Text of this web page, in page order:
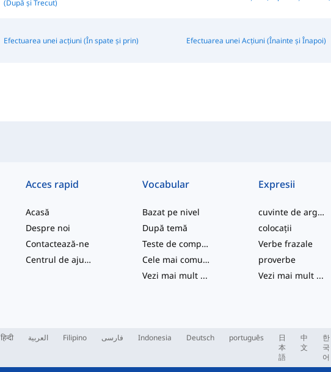
(După și Trecut)
Efectuarea unei acțiuni (În spate și prin) Efectuarea unei Acțiuni (Înainte și Înapoi)
Acces rapid
Acasă
Despre noi
Contactează-ne
Centrul de ajutor
Vocabular
Bazat pe nivel
După temă
Teste de competență
Cele mai comune
Vezi mai mult...
Expresii
cuvinte de argou
colocații
Verbe frazale
proverbe
Vezi mai mult ...
हिन्दी العربية Filipino فارسی Indonesia Deutsch português
日
本
語
中
文
한
국
어